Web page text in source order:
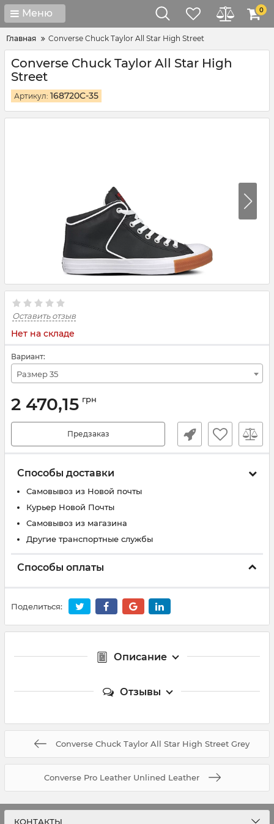
Меню 0
Главная Converse Chuck Taylor All Star High Street
Converse Chuck Taylor All Star High
Street
Артикул: 168720C-35
Оставить отзыв
Нет на складе
Вариант:
Размер 35
2 470,15 грн
Предзаказ
Способы доставки
Самовывоз из Новой почты
Курьер Новой Почты
Самовывоз из магазина
Другие транспортные службы
Способы оплаты
Поделиться:
Описание
Отзывы
Converse Chuck Taylor All Star High Street Grey
Converse Pro Leather Unlined Leather
КОНТАКТЫ